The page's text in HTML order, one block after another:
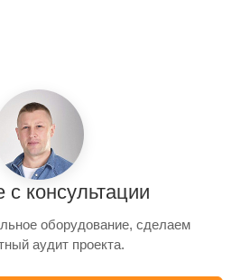
с консультации
оборудование, сделаем
аудит проекта.